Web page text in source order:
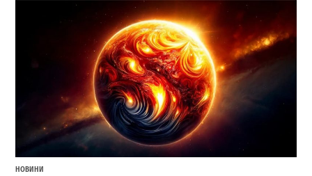
НОВИНИ